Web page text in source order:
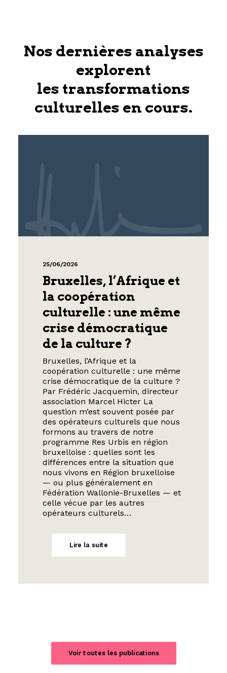
Nos dernières analyses
explorent
les transformations
culturelles en cours.
25/06/2026
Bruxelles, l’Afrique et
la coopération
culturelle : une même
crise démocratique
de la culture ?
Bruxelles, l’Afrique et la
coopération culturelle : une même
crise démocratique de la culture ?
Par Frédéric Jacquemin, directeur
association Marcel Hicter La
question m’est souvent posée par
des opérateurs culturels que nous
formons au travers de notre
programme Res Urbis en région
bruxelloise : quelles sont les
différences entre la situation que
nous vivons en Région bruxelloise
— ou plus généralement en
Fédération Wallonie-Bruxelles — et
celle vécue par les autres
opérateurs culturels…
Lire la suite
Voir toutes les publications